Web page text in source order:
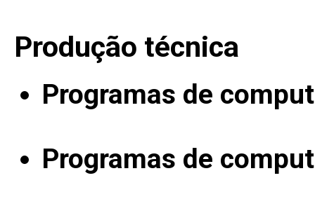
Produção técnica
Programas de
Programas de